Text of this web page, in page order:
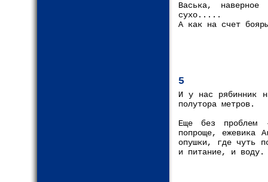
Васька,
сухо.....
А как на счет
5
И у нас рябинник
полутора метров.
Еще без проблем
попроще, ежевика
опушки, где чуть
и питание, и воду.